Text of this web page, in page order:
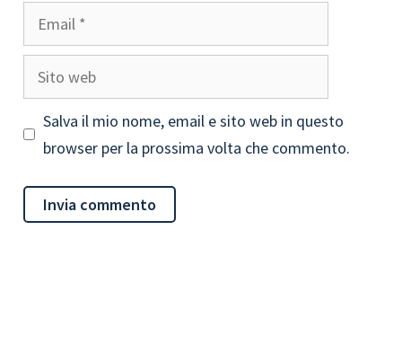
Email
Sito
web
Salva il mio nome, email e sito web in questo
browser per la prossima volta che commento.